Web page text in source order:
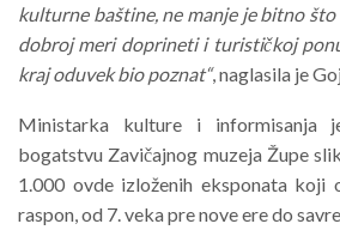
kulturne baštine, ne manje je bitno
dobroj meri doprineti i turističkoj
kraj oduvek bio poznat“, naglasila je
Ministarka kulture i informisanja
bogatstvu Zavičajnog muzeja Župe
1.000 ovde izloženih eksponata koji
raspon, od 7. veka pre nove ere do